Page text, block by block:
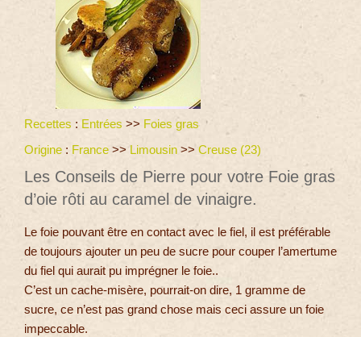
Recettes : Entrées >> Foies gras
Origine : France >> Limousin >> Creuse (23)
Les Conseils de Pierre pour votre Foie gras
d’oie rôti au caramel de vinaigre.
Le foie pouvant être en contact avec le fiel, il est préférable
de toujours ajouter un peu de sucre pour couper l’amertume
du fiel qui aurait pu imprégner le foie..
C’est un cache-misère, pourrait-on dire, 1 gramme de
sucre, ce n’est pas grand chose mais ceci assure un foie
impeccable.